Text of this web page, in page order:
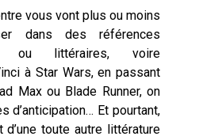
et IA générative :
n’est pas le
vous vont plus ou moins
dans des références
ou littéraires, voire
à Star Wars, en passant
Max ou Blade Runner, on
d’anticipation… Et pourtant,
d’une toute autre littérature